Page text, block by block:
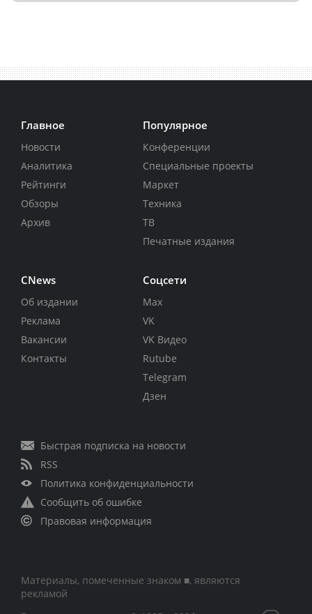
Главное
Новости
Аналитика
Рейтинги
Обзоры
Архив
Популярное
Конференции
Специальные проекты
Маркет
Техника
ТВ
Печатные издания
CNews
Об издании
Реклама
Вакансии
Контакты
Соцсети
Max
VK
VK Видео
Rutube
Telegram
Дзен
Быстрая подписка на новости
RSS
Политика конфиденциальности
Сообщить об ошибке
Правовая информация
Материалы, помеченные знаком ■, являются
рекламой